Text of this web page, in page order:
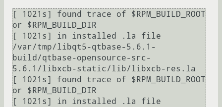
[ 1021s] found trace of $RPM_BUILD_ROOT
or $RPM_BUILD_DIR
[ 1021s] in installed .la file
/var/tmp/libqt5-qtbase-5.6.1-
build/qtbase-opensource-src-
5.6.1/libxcb-static/lib/libxcb-res.la
[ 1021s] found trace of $RPM_BUILD_ROOT
or $RPM_BUILD_DIR
[ 1021s] in installed .la file